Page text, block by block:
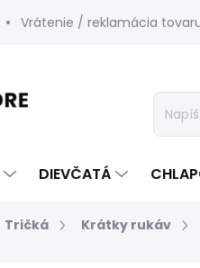
Vrátenie / reklamácia
DIEVČATÁ
Tričká Krátky rukáv